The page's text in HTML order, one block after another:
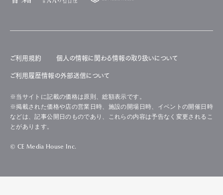
ご利用規約 個人の情報に関わる情報の取り扱いについて
ご利用履歴情報の外部送信について
※当サイトに記載の価格は原則、総額表示です。
※掲載された価格や店の営業日時、施設の開場日時、イベントの開催日時
などは、記事公開日のものであり、これらの内容は予告なく変更されるこ
とがあります。
© CE Media House Inc.